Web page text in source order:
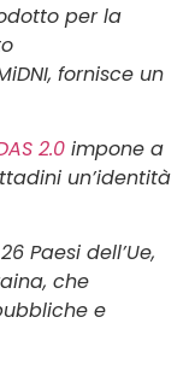
per la
fornisce un
2.0 impone a
un’identità
Paesi dell’Ue,
che
e